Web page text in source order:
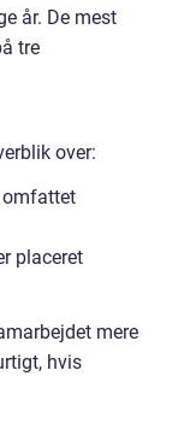
år. De mest
tre
over:
omfattet
placeret
mere
hvis